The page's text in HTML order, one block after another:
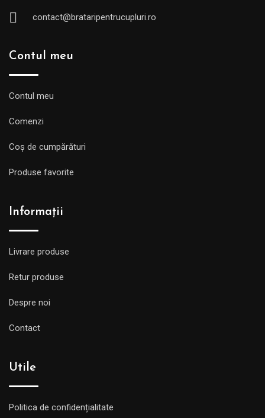
contact@brataripentrucupluri.ro
Contul meu
Contul meu
Comenzi
Coș de cumpărături
Produse favorite
Informații
Livrare produse
Retur produse
Despre noi
Contact
Utile
Politica de confidențialitate